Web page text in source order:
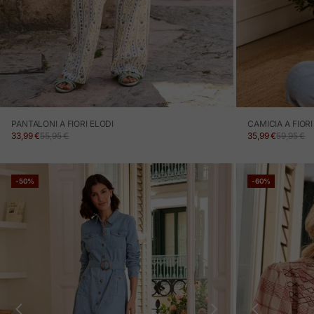
PANTALONI A FIORI ELODI
PREZZO IN OFFERTA
33,99 €PREZZO NORMALE
55,95 €
CAMICIA A
PREZZO IN
35,99 €PREZZO
59,95 €
-50% -60%